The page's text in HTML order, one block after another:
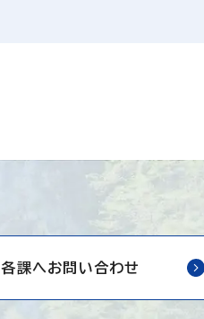
各課へお問い合わせ